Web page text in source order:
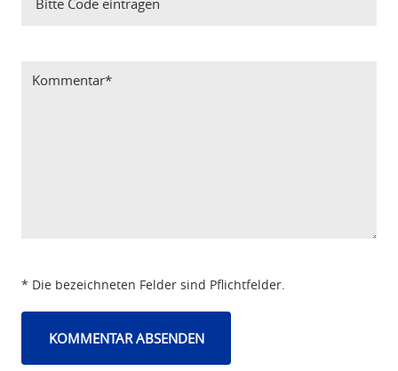
* Die bezeichneten Felder sind Pflichtfelder.